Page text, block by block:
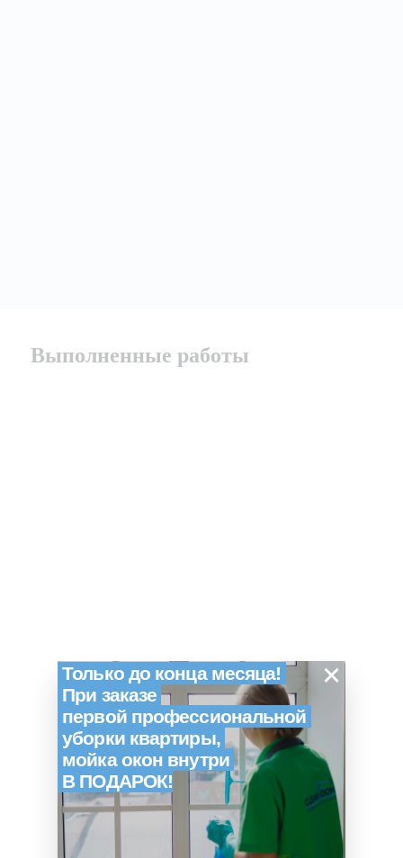
Выполненные работы
Только до конца месяца!
При заказе
первой профессиональной
уборки квартиры,
мойка окон внутри
В ПОДАРОК!
×